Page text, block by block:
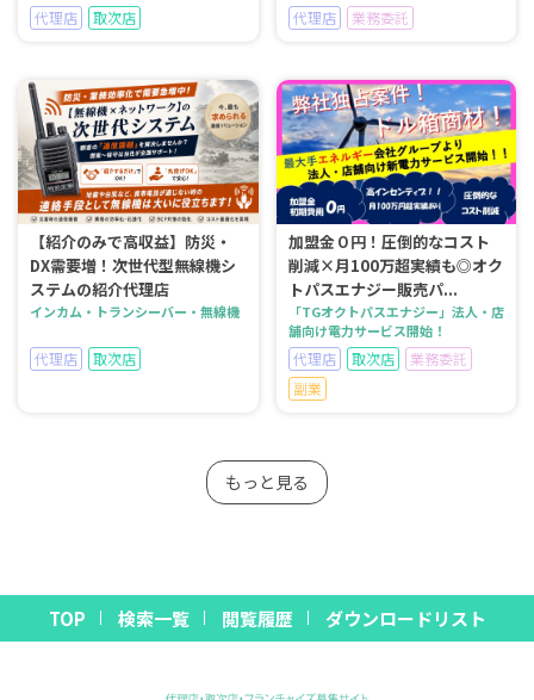
代理店 取次店 代理店 業務委託
【紹介のみで高収益】防災・
DX需要増！次世代型無線機シ
ステムの紹介代理店
インカム・トランシーバー・無線機
代理店 取次店
加盟金０円！圧倒的なコスト
削減×月100万超実績も◎オク
トパスエナジー販売パ...
「TGオクトパスエナジー」法人・店
舗向け電力サービス開始！
代理店 取次店
業務委託
副業
もっと見る
TOP 検索一覧 閲覧履歴 ダウンロードリスト